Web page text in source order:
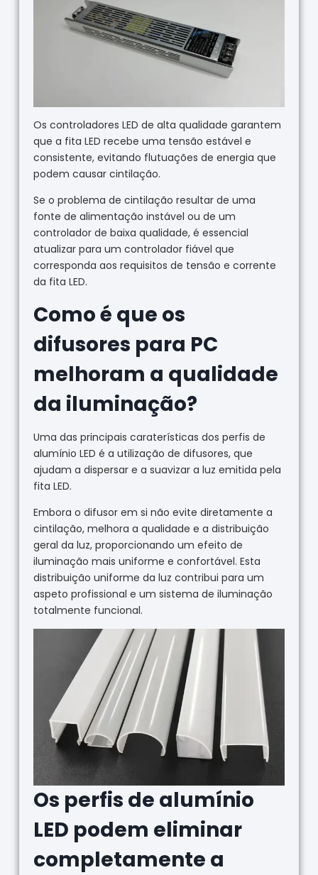
Os controladores LED de alta qualidade garantem
que a fita LED recebe uma tensão estável e
consistente, evitando flutuações de energia que
podem causar cintilação.
Se o problema de cintilação resultar de uma
fonte de alimentação instável ou de um
controlador de baixa qualidade, é essencial
atualizar para um controlador fiável que
corresponda aos requisitos de tensão e corrente
da fita LED.
Como é que os
difusores para PC
melhoram a qualidade
da iluminação?
Uma das principais caraterísticas dos perfis de
alumínio LED é a utilização de difusores, que
ajudam a dispersar e a suavizar a luz emitida pela
fita LED.
Embora o difusor em si não evite diretamente a
cintilação, melhora a qualidade e a distribuição
geral da luz, proporcionando um efeito de
iluminação mais uniforme e confortável. Esta
distribuição uniforme da luz contribui para um
aspeto profissional e um sistema de iluminação
totalmente funcional.
Os perfis de alumínio
LED podem eliminar
completamente a